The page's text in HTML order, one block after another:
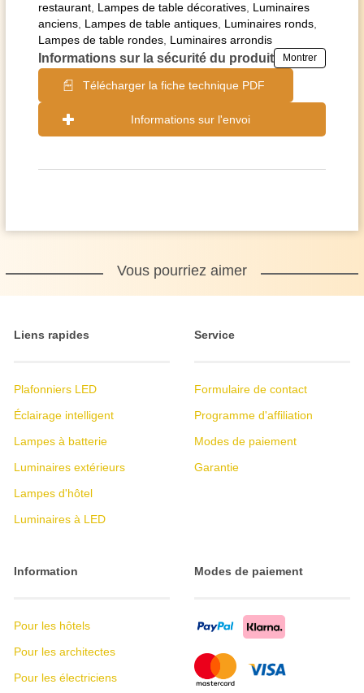
restaurant Lampes de table décoratives Luminaires
anciens Lampes de table antiques Luminaires ronds
Lampes de table rondes Luminaires arrondis
Informations sur la sécurité du produit Montrer
Télécharger la fiche technique PDF
Informations sur l'envoi
Vous pourriez aimer
Liens rapides
Plafonniers LED
Éclairage intelligent
Lampes à batterie
Luminaires extérieurs
Lampes d'hôtel
Luminaires à LED
Service
Formulaire de contact
Programme d'affiliation
Modes de paiement
Garantie
Information
Pour les hôtels
Pour les architectes
Pour les électriciens
Modes de paiement